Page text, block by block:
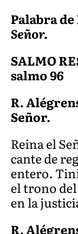
Palabra de
Señor.
SALMO
salmo 96
R.
Señor.
Reina el
cante de
entero.
el trono del
en la
R.